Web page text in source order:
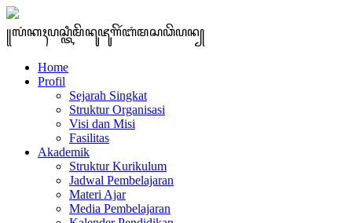
꧋ꦭꦁꦏꦃꦥꦱ꧀ꦠꦶꦩꦼꦤꦸꦗꦸꦒꦼꦂꦧꦁꦩꦱꦣꦼꦥꦤ꧀
Home
Profil
Sejarah Singkat
Struktur Organisasi
Visi dan Misi
Fasilitas
Akademik
Struktur Kurikulum
Jadwal Pembelajaran
Materi Ajar
Media Pembelajaran